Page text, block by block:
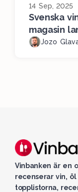
14 Sep, 2025
Svenska
magasin
Jozo
Vinbanken är en
recenserar vin,
topplistorna,